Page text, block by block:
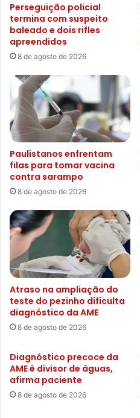
Perseguição policial
termina com suspeito
baleado e dois rifles
apreendidos
8 de agosto de 2026
Paulistanos enfrentam
filas para tomar vacina
contra sarampo
8 de agosto de 2026
Atraso na ampliação do
teste do pezinho dificulta
diagnóstico da AME
8 de agosto de 2026
Diagnóstico precoce da
AME é divisor de águas,
afirma paciente
8 de agosto de 2026